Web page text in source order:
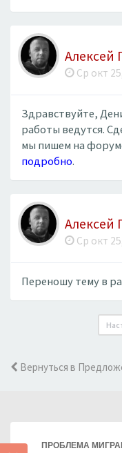
Алексей
Ср окт
Здравствуйте,
работы ведутся.
мы пишем на
подробно.
Алексей
Ср окт
Переношу тему в
Вернуться в
ПРОБЛЕМА